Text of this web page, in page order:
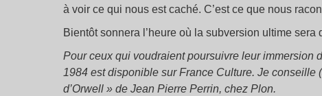
à voir ce qui nous est caché. C’est ce que nous
Bientôt sonnera l’heure où la subversion ultime sera
Pour ceux qui voudraient poursuivre leur immersion
1984 est disponible sur France Culture. Je conseille
d’Orwell » de Jean Pierre Perrin, chez Plon.